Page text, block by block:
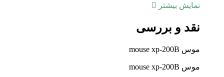
نمایش بیشتر
نقد و بررسی
موس mouse xp-200B
موس mouse xp-200B